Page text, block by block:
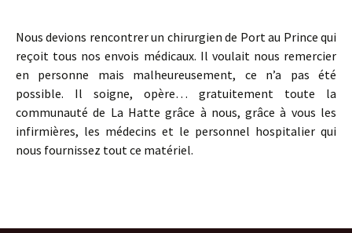
Nous devions rencontrer un chirurgien de Port au Prince qui
reçoit tous nos envois médicaux. Il voulait nous remercier
en personne mais malheureusement, ce n’a pas été
possible. Il soigne, opère… gratuitement toute la
communauté de La Hatte grâce à nous, grâce à vous les
infirmières, les médecins et le personnel hospitalier qui
nous fournissez tout ce matériel.